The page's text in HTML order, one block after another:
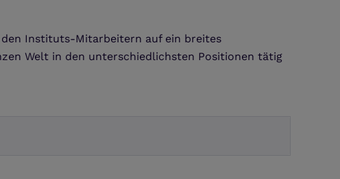
Instituts-Mitarbeitern auf ein breites
Welt in den unterschiedlichsten Positionen tätig